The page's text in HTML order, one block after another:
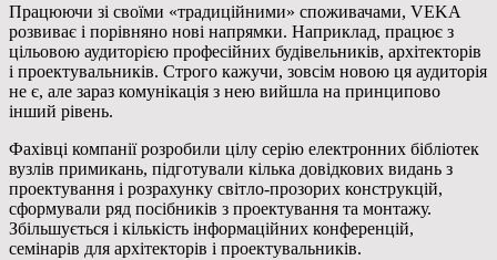
Працюючи зі своїми «традиційними» споживачами, VEKA
розвиває і порівняно нові напрямки. Наприклад, працює з
цільовою аудиторією професійних будівельників, архітекторів
і проектувальників. Строго кажучи, зовсім новою ця аудиторія
не є, але зараз комунікація з нею вийшла на принципово
інший рівень.
Фахівці компанії розробили цілу серію електронних бібліотек
вузлів примикань, підготували кілька довідкових видань з
проектування і розрахунку світло-прозорих конструкцій,
сформували ряд посібників з проектування та монтажу.
Збільшується і кількість інформаційних конференцій,
семінарів для архітекторів і проектувальників.